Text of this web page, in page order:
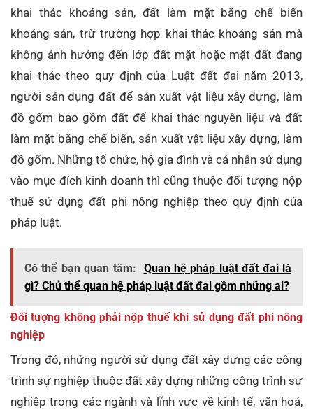
khai thác khoáng sản, đất làm mặt bằng chế biến
khoáng sản, trừ trường hợp khai thác khoáng sản mà
không ảnh hưởng đến lớp đất mặt hoặc mặt đất đang
khai thác theo quy định của Luật đất đai năm 2013,
người sản dụng đất để sản xuất vật liệu xây dựng, làm
đồ gốm bao gồm đất để khai thác nguyên liệu và đất
làm mặt bằng chế biến, sản xuất vật liệu xây dựng, làm
đồ gốm. Những tổ chức, hộ gia đình và cá nhân sử dụng
vào mục đích kinh doanh thì cũng thuộc đối tượng nộp
thuế sử dụng đất phi nông nghiệp theo quy định của
pháp luật.
Có thể bạn quan tâm:
Quan hệ pháp luật đất đai là
gì? Chủ thể quan hệ pháp luật đất đai gồm những ai?
Đối tượng không phải nộp thuế khi sử dụng đất phi nông
nghiệp
Trong đó, những người sử dụng đất xây dựng các công
trình sự nghiệp thuộc đất xây dựng những công trình sự
nghiệp trong các ngành và lĩnh vực về kinh tế, văn hoá,